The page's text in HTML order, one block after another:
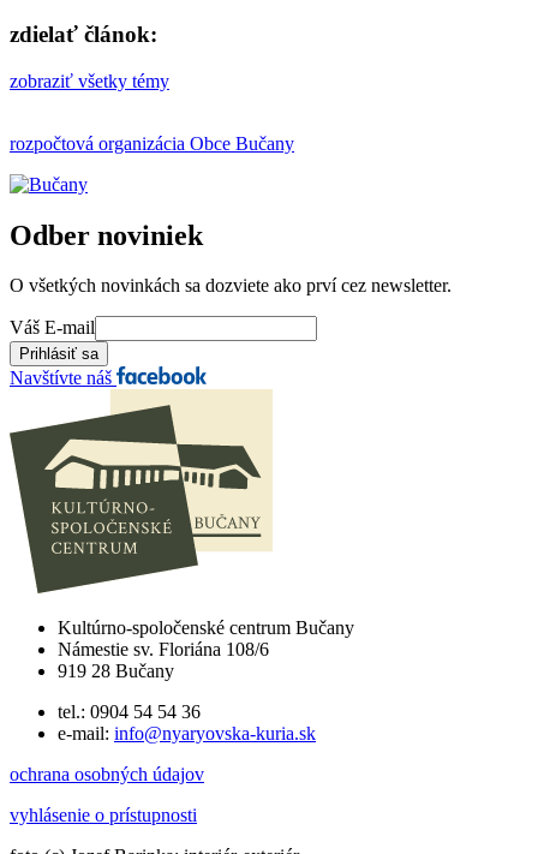
zdielať článok:
zobraziť všetky témy
rozpočtová organizácia Obce Bučany
Odber noviniek
O všetkých novinkách sa dozviete ako prví cez newsletter.
Váš E-mail
Navštívte náš
Kultúrno-spoločenské centrum Bučany
Námestie sv. Floriána 108/6
919 28 Bučany
tel.: 0904 54 54 36
e-mail: info@nyaryovska-kuria.sk
ochrana osobných údajov
vyhlásenie o prístupnosti